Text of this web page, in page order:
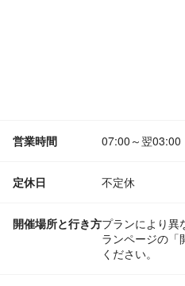
営業時間 07:00～翌03:00
定休日 不定休
開催場所と行き方プランにより異
ランページの「
ください。